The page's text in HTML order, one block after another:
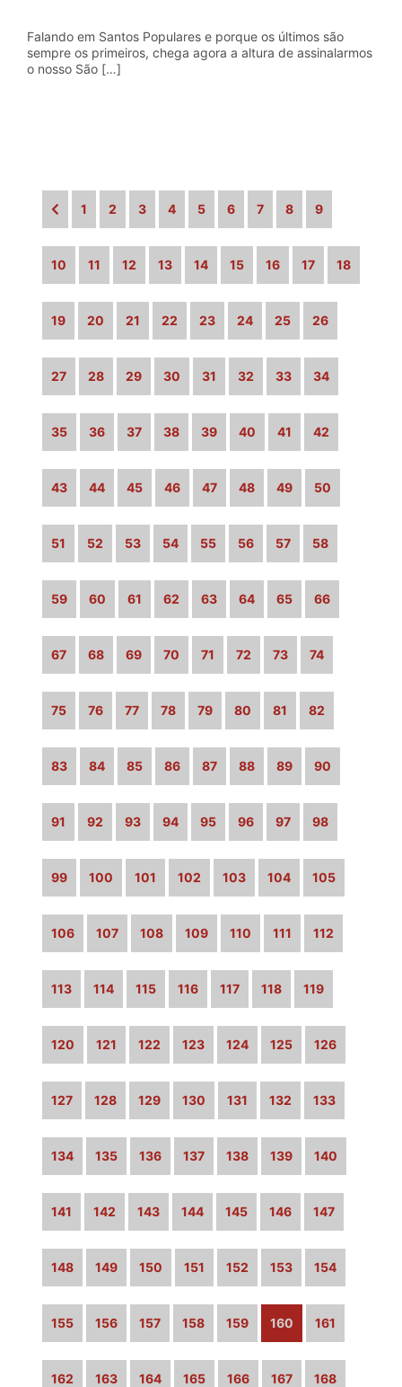
Falando em Santos Populares e porque os últimos são
sempre os primeiros, chega agora a altura de assinalarmos
o nosso São […]
1 2 3 4 5 6 7 8 9
10 11 12 13 14 15 16 17 18
19 20 21 22 23 24 25 26
27 28 29 30 31 32 33 34
35 36 37 38 39 40 41 42
43 44 45 46 47 48 49 50
51 52 53 54 55 56 57 58
59 60 61 62 63 64 65 66
67 68 69 70 71 72 73 74
75 76 77 78 79 80 81 82
83 84 85 86 87 88 89 90
91 92 93 94 95 96 97 98
99 100 101 102 103 104 105
106 107 108 109 110 111 112
113 114 115 116 117 118 119
120 121 122 123 124 125 126
127 128 129 130 131 132 133
134 135 136 137 138 139 140
141 142 143 144 145 146 147
148 149 150 151 152 153 154
155 156 157 158 159 160 161
162 163 164 165 166 167 168